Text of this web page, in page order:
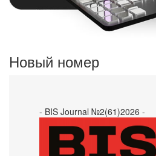
Новый номер
- BIS Journal №2(61)2026 -